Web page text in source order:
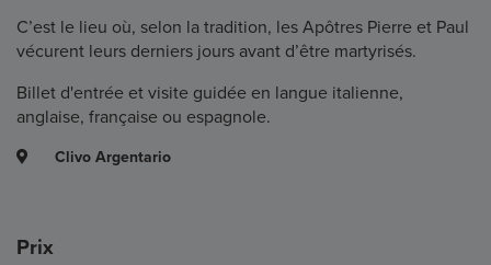
C’est le lieu où, selon la tradition, les Apôtres Pierre et Paul
vécurent leurs derniers jours avant d’être martyrisés.
Billet d'entrée et visite guidée en langue italienne,
anglaise, française ou espagnole.
Clivo Argentario
Prix